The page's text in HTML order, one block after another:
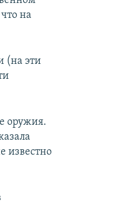
на
(на эти
оружия.
известно